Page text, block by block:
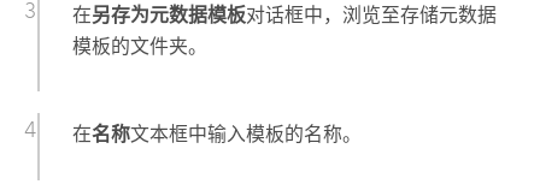
在另存为元数据模板对话框中，浏览至存储元数据
模板的文件夹。
在名称文本框中输入模板的名称。